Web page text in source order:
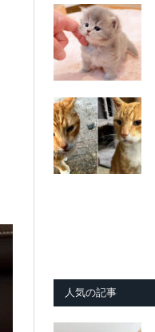
人気の記事